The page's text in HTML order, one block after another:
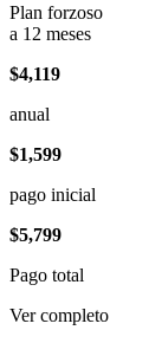
Plan forzoso
a 12 meses
$4,119
anual
$1,599
pago inicial
$5,799
Pago total
Ver completo